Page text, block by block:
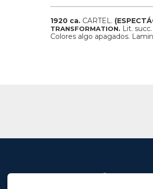
1920 ca. CARTEL.
TRANSFORMATION. Lit.
Colores algo apagados.